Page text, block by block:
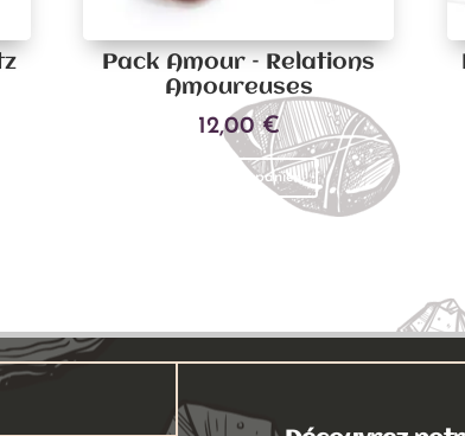
Pack Amour – Relations
Amoureuses
12,00€
Ajouter au panier